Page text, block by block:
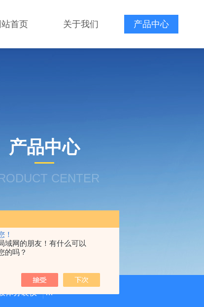
！
域网的朋友！有什么可以
的吗？
站首页 关于我们 产品中心
产品中心
CENTER
体分装仪 全自动放射性水样蒸发浓缩赶酸仪ZDGS-8